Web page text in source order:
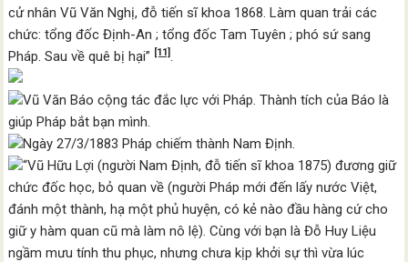
cử nhân Vũ Văn Nghị, đỗ tiến sĩ khoa 1868. Làm quan trải các
chức: tổng đốc Định-An ; tổng đốc Tam Tuyên ; phó sứ sang
Pháp. Sau về quê bị hại”
[11].
Vũ Văn Báo cộng tác đắc lực với Pháp. Thành tích của Báo là
giúp Pháp bắt bạn mình.
Ngày 27/3/1883 Pháp chiếm thành Nam Định.
“Vũ Hữu Lợi (người Nam Định, đỗ tiến sĩ khoa 1875) đương giữ
chức đốc học, bỏ quan về (người Pháp mới đến lấy nước Việt,
đánh một thành, hạ một phủ huyện, có kẻ nào đầu hàng cứ cho
giữ y hàm quan cũ mà làm nô lệ). Cùng với bạn là Đỗ Huy Liệu
ngầm mưu tính thu phục, nhưng chưa kịp khởi sự thì vừa lúc